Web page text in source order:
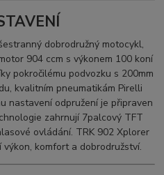
dobrodružný motocykl,
904 ccm s výkonem 100 koní
pokročilému podvozku s 200mm
kvalitním pneumatikám Pirelli
nastavení odpružení je připraven
zahrnují 7palcový TFT
ovládání. TRK 902 Xplorer
komfort a dobrodružství.